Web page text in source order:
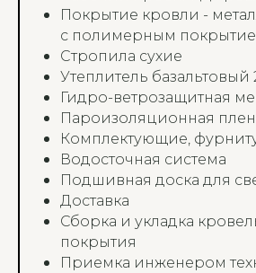
Покрытие кровли -
с полимерным
Стропила сухие
Утеплитель
Гидро-ветрозащитная
Пароизоляционная
Комплектующие,
Водосточная система
Подшивная доска для
Доставка
Сборка и укладка
покрытия
Приемка инженером